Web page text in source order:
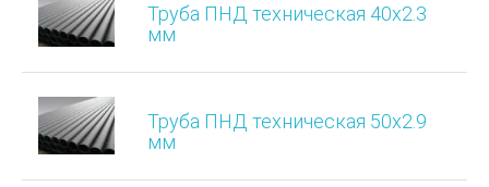
Труба ПНД техническая 40х2.3
мм
Труба ПНД техническая 50х2.9
мм